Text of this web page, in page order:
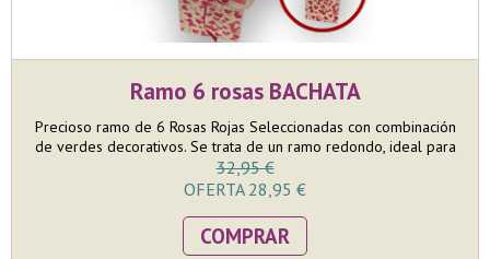
Ramo 6 rosas BACHATA
Precioso ramo de 6 Rosas Rojas Seleccionadas con combinación
de verdes decorativos. Se trata de un ramo redondo, ideal para
poner en jarrón en una mesa. El tamaño del ramo es mediano
pero llamativo donde en la confección nos esmeramos en que
va colocado dentro de una bolsa de papel kraft con corazones.
32,95 €
OFERTA 28,95 €
COMPRAR